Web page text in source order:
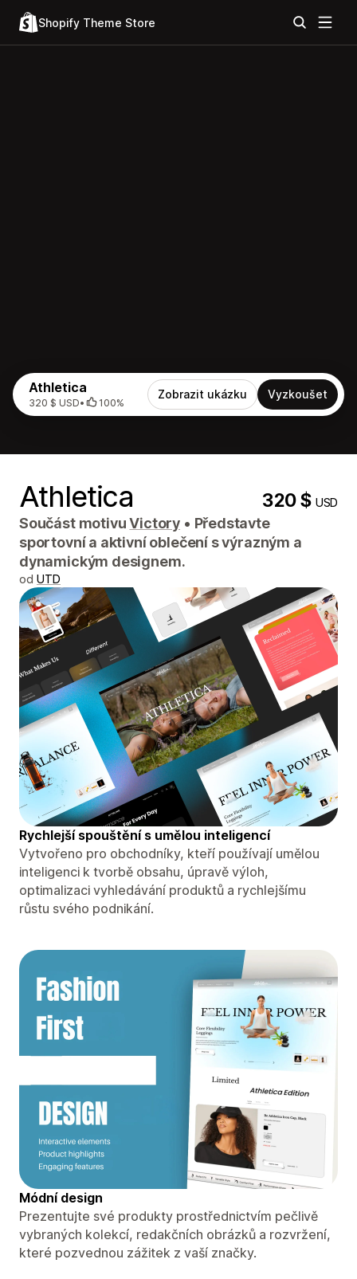
Shopify Theme Store
Athletica
320 $ USD• 100%
Zobrazit ukázku Vyzkoušet
Athletica 320 $USD
Součást motivuVictory • Představte
sportovní a aktivní oblečení s výrazným a
dynamickým designem.
od UTD
Rychlejší spouštění s umělou inteligencí
Vytvořeno pro obchodníky, kteří používají umělou
inteligenci k tvorbě obsahu, úpravě výloh,
optimalizaci vyhledávání produktů a rychlejšímu
růstu svého podnikání.
Módní design
Prezentujte své produkty prostřednictvím pečlivě
vybraných kolekcí, redakčních obrázků a rozvržení,
které pozvednou zážitek z vaší značky.